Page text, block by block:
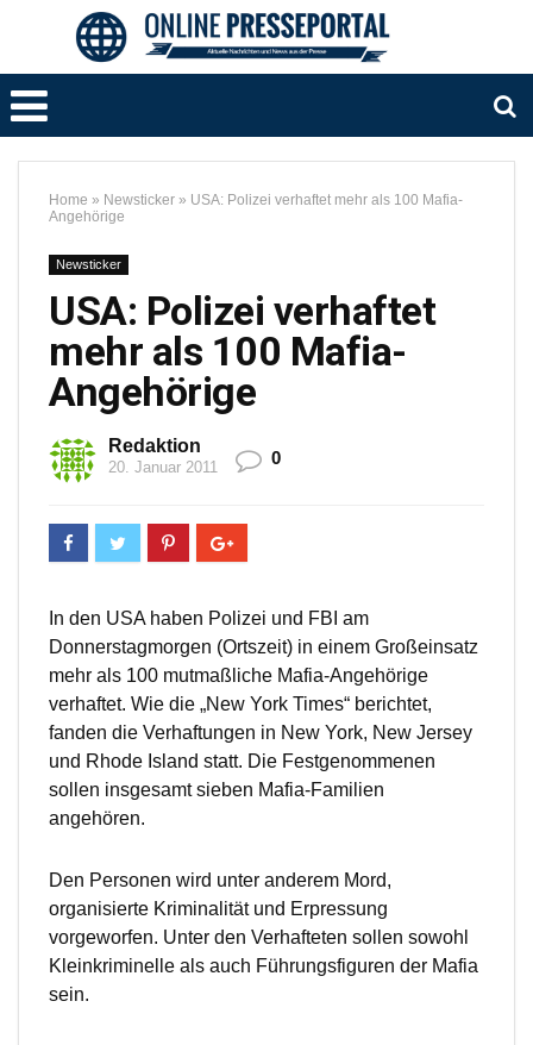
Home » Newsticker » USA: Polizei verhaftet mehr als 100 Mafia-
Angehörige
Newsticker
USA: Polizei verhaftet
mehr als 100 Mafia-
Angehörige
Redaktion
20. Januar 2011 0
In den USA haben Polizei und FBI am
Donnerstagmorgen (Ortszeit) in einem Großeinsatz
mehr als 100 mutmaßliche Mafia-Angehörige
verhaftet. Wie die „New York Times“ berichtet,
fanden die Verhaftungen in New York, New Jersey
und Rhode Island statt. Die Festgenommenen
sollen insgesamt sieben Mafia-Familien
angehören.
Den Personen wird unter anderem Mord,
organisierte Kriminalität und Erpressung
vorgeworfen. Unter den Verhafteten sollen sowohl
Kleinkriminelle als auch Führungsfiguren der Mafia
sein.